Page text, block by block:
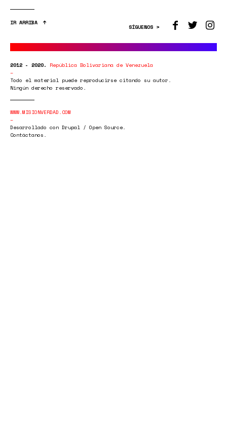
IR ARRIBA
SÍGUENOS >
2012 - 2020. República Bolivariana de Venezuela
Todo el material puede reproducirse citando su autor.
Ningún derecho reservado.
WWW.MISIONVERDAD.COM
Desarrollado con Drupal / Open Source.
Contáctanos.